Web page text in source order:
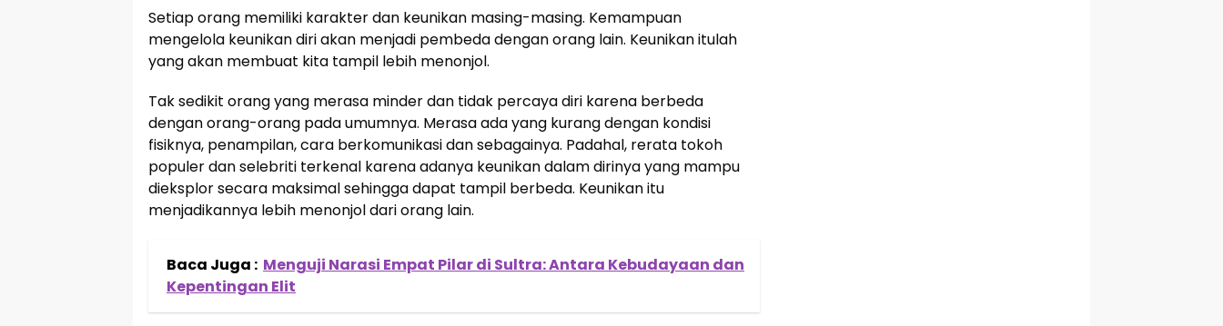
Setiap orang memiliki karakter dan keunikan masing-masing. Kemampuan
mengelola keunikan diri akan menjadi pembeda dengan orang lain. Keunikan itulah
yang akan membuat kita tampil lebih menonjol.
Tak sedikit orang yang merasa minder dan tidak percaya diri karena berbeda
dengan orang-orang pada umumnya. Merasa ada yang kurang dengan kondisi
fisiknya, penampilan, cara berkomunikasi dan sebagainya. Padahal, rerata tokoh
populer dan selebriti terkenal karena adanya keunikan dalam dirinya yang mampu
dieksplor secara maksimal sehingga dapat tampil berbeda. Keunikan itu
menjadikannya lebih menonjol dari orang lain.
Baca Juga : Menguji Narasi Empat Pilar di Sultra: Antara Kebudayaan dan
Kepentingan Elit